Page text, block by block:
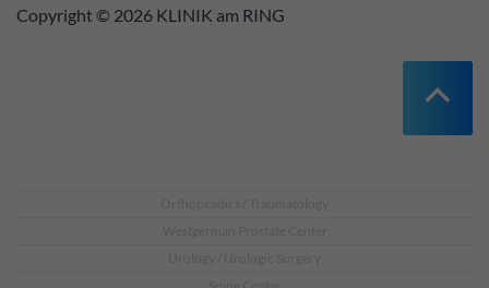
Copyright © 2026 KLINIK am RING